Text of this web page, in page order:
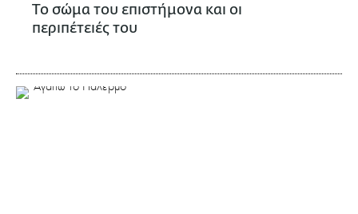
Το σώμα του επιστήμονα και οι
περιπέτειές του